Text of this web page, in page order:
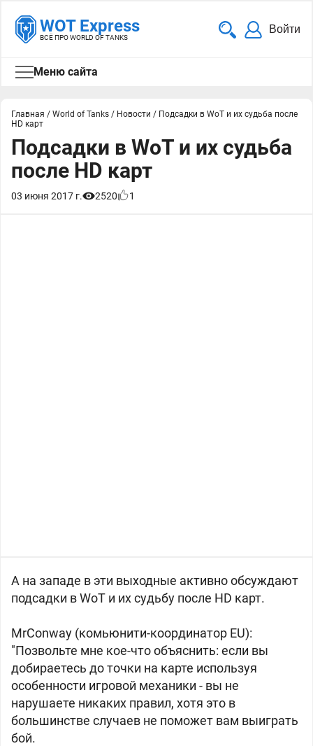
WOT Express
ВСЁ ПРО WORLD OF TANKS
Войти
Меню сайта
Главная / World of Tanks / Новости / Подсадки в WoT и их судьба после
HD карт
Подсадки в WoT и их судьба
после HD карт
03 июня 2017 г. 2520 1
А на западе в эти выходные активно обсуждают
подсадки в WoT и их судьбу после HD карт.
MrConway (комьюнити-координатор EU):
"Позвольте мне кое-что объяснить: если вы
добираетесь до точки на карте используя
особенности игровой механики - вы не
нарушаете никаких правил, хотя это в
большинстве случаев не поможет вам выиграть
бой.